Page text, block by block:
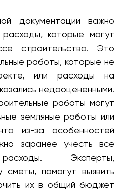
документации важно
которые могут
строительства. Это
работы, которые не
или расходы на
недооцененными.
работы могут
земляные работы или
из-за особенностей
заранее учесть все
Эксперты,
сметы, помогут выявить
их в общий бюджет